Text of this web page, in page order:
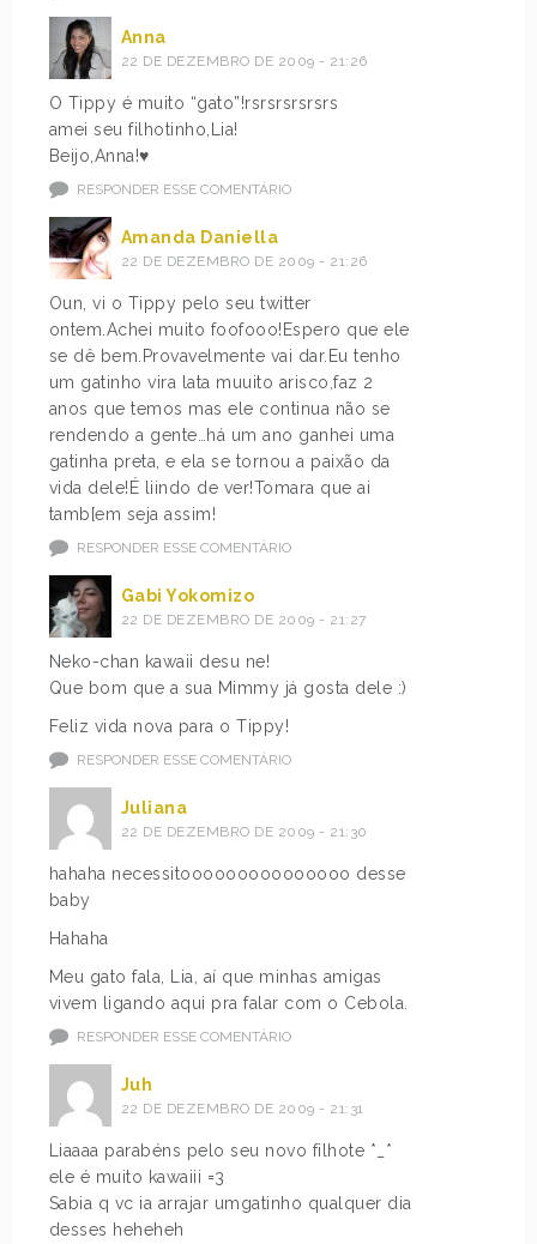
Anna
22 DE DEZEMBRO DE 2009 - 21:26
O Tippy é muito “gato”!rsrsrsrsrsrs
amei seu filhotinho,Lia!
Beijo,Anna!♥
RESPONDER ESSE COMENTÁRIO
Amanda Daniella
22 DE DEZEMBRO DE 2009 - 21:26
Oun, vi o Tippy pelo seu twitter
ontem.Achei muito foofooo!Espero que ele
se dê bem.Provavelmente vai dar.Eu tenho
um gatinho vira lata muuito arisco,faz 2
anos que temos mas ele continua não se
rendendo a gente…há um ano ganhei uma
gatinha preta, e ela se tornou a paixão da
vida dele!É liindo de ver!Tomara que ai
tamb[em seja assim!
RESPONDER ESSE COMENTÁRIO
Gabi Yokomizo
22 DE DEZEMBRO DE 2009 - 21:27
Neko-chan kawaii desu ne!
Que bom que a sua Mimmy já gosta dele :)
Feliz vida nova para o Tippy!
RESPONDER ESSE COMENTÁRIO
Juliana
22 DE DEZEMBRO DE 2009 - 21:30
hahaha necessitooooooooooooooo desse
baby
Hahaha
Meu gato fala, Lia, aí que minhas amigas
vivem ligando aqui pra falar com o Cebola.
RESPONDER ESSE COMENTÁRIO
Juh
22 DE DEZEMBRO DE 2009 - 21:31
Liaaaa parabéns pelo seu novo filhote *_*
ele é muito kawaiii =3
Sabia q vc ia arrajar umgatinho qualquer dia
desses heheheh